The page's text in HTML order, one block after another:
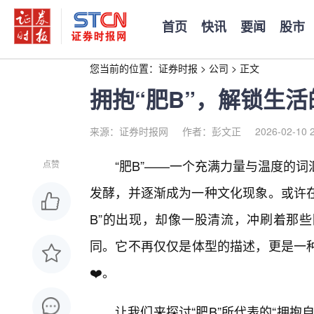
首页 快讯 要闻 股市
您当前的位置： 证券时报 > 公司 > 正文
拥抱“肥B”，解锁生
来源：证券时报网 作者：彭文正 2026-02-10
点赞
“肥B”——一个充满力量与温度的词
发酵，并逐渐成为一种文化现象。或许
B”的出现，却像一股清流，冲刷着那
同。它不再仅仅是体型的描述，更是
❤️。